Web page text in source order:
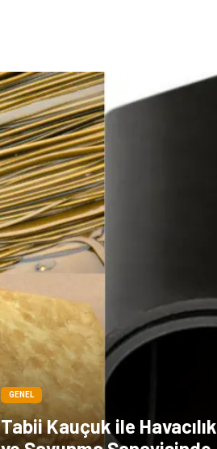
GENEL
Tabii Kauçuk ile Havacılık